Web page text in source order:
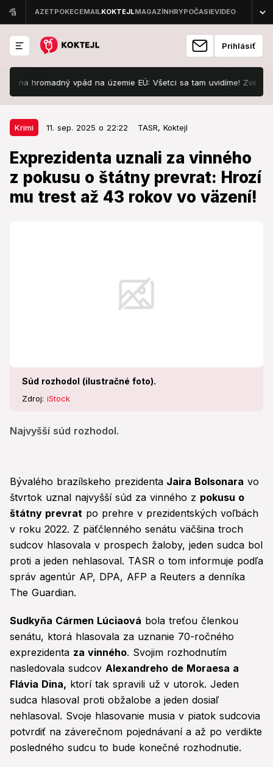
Prihlásiť
hromadný vpád na územie EÚ: Všetci sa tam uvidíme! Zverejnili
Krimi 11. sep. 2025 o 22:22 TASR, Koktejl
Exprezidenta uznali za vinného
z pokusu o štátny prevrat: Hrozí
mu trest až 43 rokov vo väzení!
Súd rozhodol (ilustračné foto).
Zdroj: iStock
Najvyšší súd rozhodol.
Krimi 11. sep. 2025 o 22:22
Exprezidenta uznali za vinného z
pokusu o štátny prevrat: Hrozí mu
trest až 43 rokov vo väzení!
Bývalého brazílskeho prezidenta Jaira Bolsonara vo
štvrtok uznal najvyšší súd za vinného z pokusu o
štátny prevrat po prehre v prezidentských voľbách
v roku 2022. Z päťčlenného senátu väčšina troch
sudcov hlasovala v prospech žaloby, jeden sudca bol
proti a jeden nehlasoval. TASR o tom informuje podľa
správ agentúr AP, DPA, AFP a Reuters a denníka
The Guardian.
Sudkyňa Cármen Lúciaová bola treťou členkou
senátu, ktorá hlasovala za uznanie 70-ročného
exprezidenta za vinného. Svojim rozhodnutím
nasledovala sudcov Alexandreho de Moraesa a
Flávia Dina, ktorí tak spravili už v utorok. Jeden
sudca hlasoval proti obžalobe a jeden dosiaľ
nehlasoval. Svoje hlasovanie musia v piatok sudcovia
potvrdiť na záverečnom pojednávaní a až po verdikte
posledného sudcu to bude konečné rozhodnutie.